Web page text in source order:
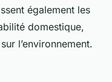
également les
domestique,
l’environnement.